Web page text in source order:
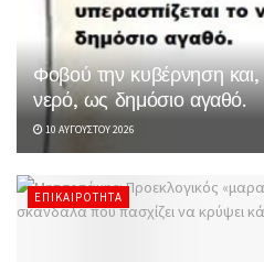
Φοβού την κυβέρνηση και,
νερό, ως δημόσιο αγαθό.
10 ΑΥΓΟΎΣΤΟΥ 2026
ΕΠΙΚΑΙΡΌΤΗΤΑ